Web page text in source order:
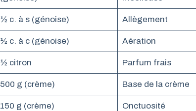
½ c. à s (génoise) Allègement
½ c. à c (génoise) Aération
½ citron Parfum frais
500 g (crème) Base de la crème
150 g (crème) Onctuosité